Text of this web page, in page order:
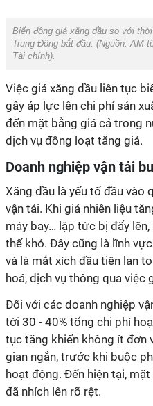
Biến động giá xăng dầu so với
Trung Đông bắt đầu. (Nguồn:AM
Tài chính).
Việc giá xăng dầu liên tục
gây áp lực lên chi phí sản
đến mặt bằng giá cả trong
dịch vụ đồng loạt tăng giá.
Doanh nghiệp vận tải
Xăng dầu là yếu tố đầu vào
vận tải. Khi giá nhiên liệu
máy bay… lập tức bị đẩy
thế khó. Đây cũng là lĩnh
và là mắt xích đầu tiên lan
hoá, dịch vụ thông qua
Đối với các doanh nghiệp
tới 30 - 40% tổng chi phí
tục tăng khiến không ít đơn
gian ngắn, trước khi buộc
hoạt động. Đến hiện tại,
đã nhích lên rõ rệt.